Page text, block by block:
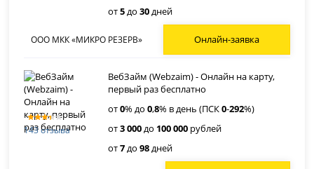
от5до30дней
ООО МКК «МИКРО РЕЗЕРВ» Онлайн-заявка
143 отзыва
ВебЗайм (Webzaim) - Онлайн на карту,
первый раз бесплатно
от0% до0,8% в день (ПСК0-292%)
от3 000до 100 000 рублей
от7до98дней